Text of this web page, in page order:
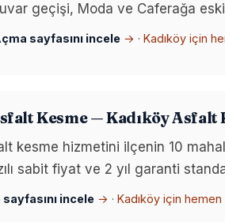
geçişi, Moda ve Caferağa
sayfasını incele → · Kadıköy için
Kesme — Kadıköy Asfalt
kesme hizmetini ilçenin 10
sabit fiyat ve 2 yıl garanti
incele → · Kadıköy için hemen